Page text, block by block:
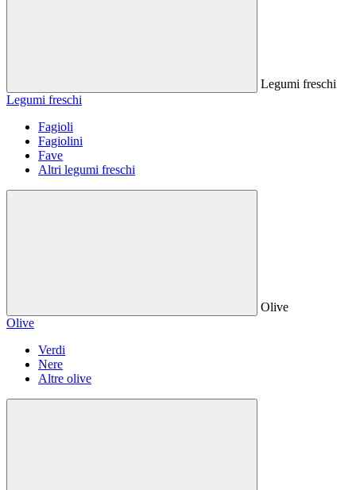
Legumi freschi
Legumi freschi
Fagioli
Fagiolini
Fave
Altri legumi freschi
Olive
Olive
Verdi
Nere
Altre olive